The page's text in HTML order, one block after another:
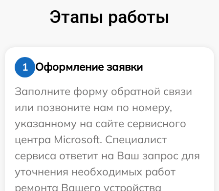
Этапы работы
1
Оформление заявки
Заполните форму обратной связи
или позвоните нам по номеру,
указанному на сайте сервисного
центра Microsoft. Специалист
сервиса ответит на Ваш запрос для
уточнения необходимых работ
ремонта Вашего устройства